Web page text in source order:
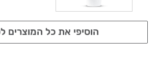
הוסיפי את כל המוצרים